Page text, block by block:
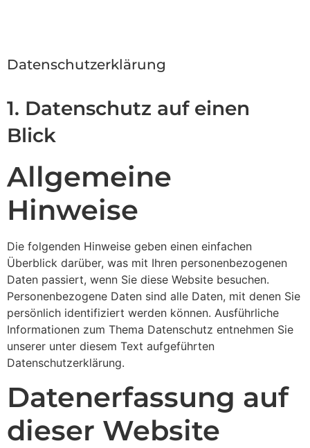
Datenschutz­erklärung
1. Datenschutz auf einen
Blick
Allgemeine
Hinweise
Die folgenden Hinweise geben einen einfachen
Überblick darüber, was mit Ihren personenbezogenen
Daten passiert, wenn Sie diese Website besuchen.
Personenbezogene Daten sind alle Daten, mit denen Sie
persönlich identifiziert werden können. Ausführliche
Informationen zum Thema Datenschutz entnehmen Sie
unserer unter diesem Text aufgeführten
Datenschutzerklärung.
Datenerfassung auf
dieser Website